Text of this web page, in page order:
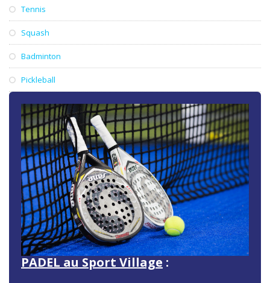
Tennis
Squash
Badminton
Pickleball
PADEL au Sport Village :